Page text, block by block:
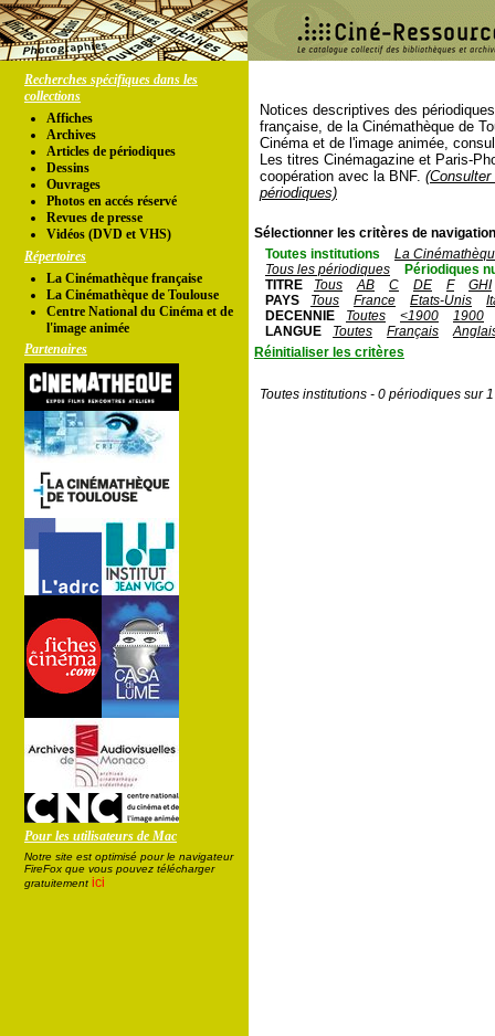
Recherches spécifiques dans les
collections
Affiches
Archives
Articles de périodiques
Dessins
Ouvrages
Photos en accés réservé
Revues de presse
Vidéos (DVD et VHS)
Répertoires
La Cinémathèque française
La Cinémathèque de Toulouse
Centre National du Cinéma et de
l'image animée
Partenaires
Pour les utilisateurs de Mac
Notre site est optimisé pour le navigateur
FireFox que vous pouvez télécharger
gratuitement ici
Notices descriptives des
française, de la Cinémathèque de
Cinéma et de l'image animée,
Les titres Cinémagazine et Paris-
coopération avec la BNF.
périodiques)
Sélectionner les critères de
Toutes institutions
La
Tous les périodiques
Périodiques
TITRE
Tous AB C DE F
GHI
PAYS
Tous France Etats-Unis
DECENNIE
Toutes <1900
1900
LANGUE
Toutes Français
Réinitialiser les critères
Toutes institutions - 0 périodiques sur